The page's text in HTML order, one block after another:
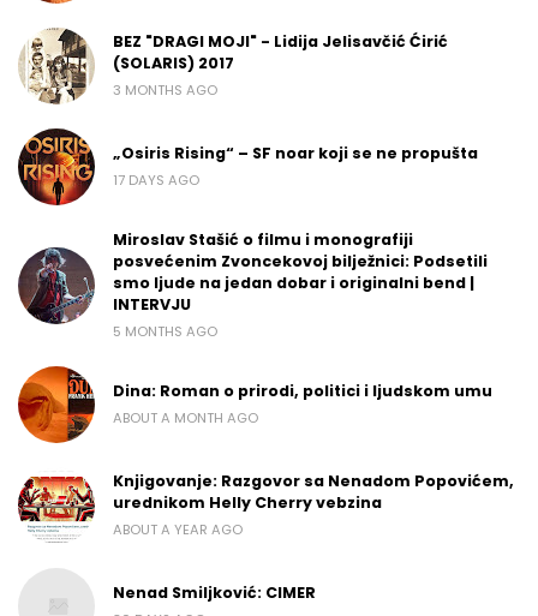
BEZ "DRAGI MOJI" - Lidija Jelisavčić Ćirić
(SOLARIS) 2017
3 MONTHS AGO
„Osiris Rising“ – SF noar koji se ne propušta
17 DAYS AGO
Miroslav Stašić o filmu i monografiji
posvećenim Zvoncekovoj bilježnici: Podsetili
smo ljude na jedan dobar i originalni bend |
INTERVJU
5 MONTHS AGO
Dina: Roman o prirodi, politici i ljudskom umu
ABOUT A MONTH AGO
Knjigovanje: Razgovor sa Nenadom Popovićem,
urednikom Helly Cherry vebzina
ABOUT A YEAR AGO
Nenad Smiljković: CIMER